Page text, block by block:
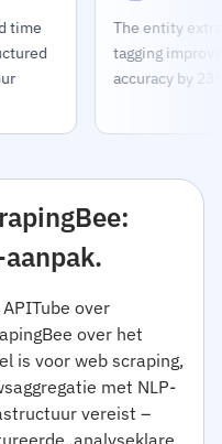
The entity extraction
tagging improved
accuracy by 23%.
over
over het
is voor web scraping,
met NLP-
vereist –
analyseklare